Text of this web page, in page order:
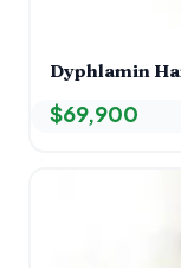
Dyphlamin
$69,900